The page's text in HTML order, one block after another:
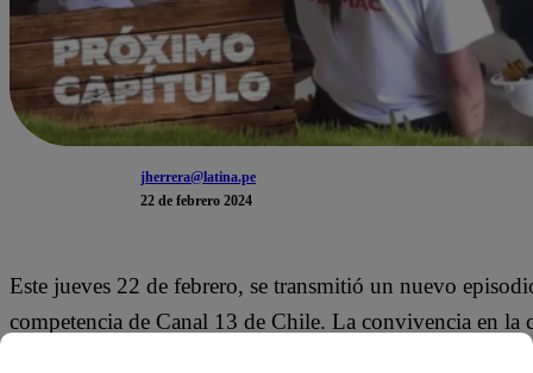
jherrera@latina.pe
22 de febrero 2024
Este jueves 22 de febrero, se transmitió un nuevo
competencia de Canal 13 de Chile. La convivencia en la